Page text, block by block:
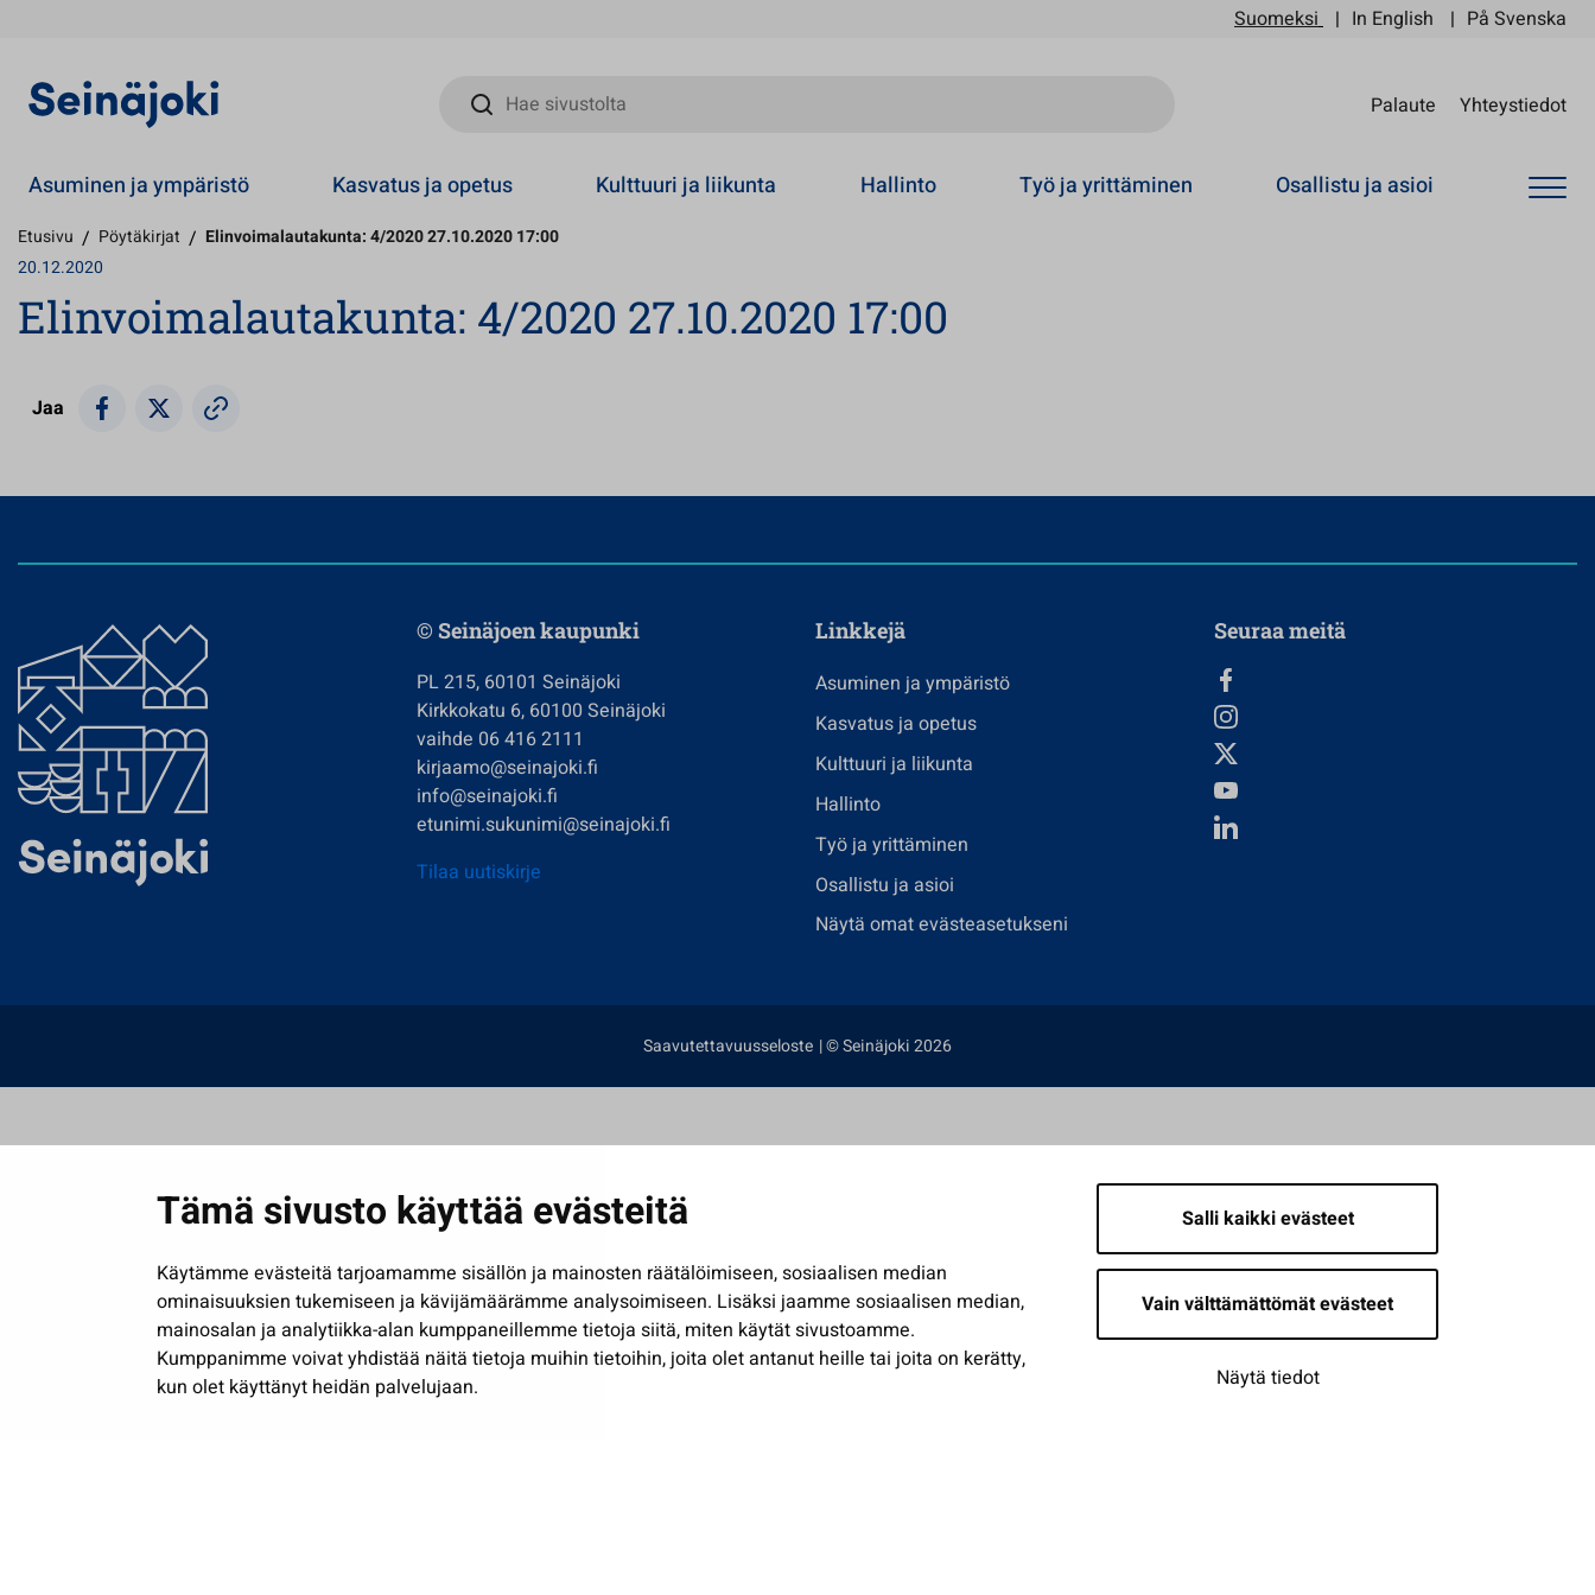
Tämä sivusto käyttää evästeitä
Käytämme evästeitä tarjoamamme sisällön ja mainosten räätälöimiseen, sosiaalisen median
ominaisuuksien tukemiseen ja kävijämäärämme analysoimiseen. Lisäksi jaamme sosiaalisen median,
mainosalan ja analytiikka-alan kumppaneillemme tietoja siitä, miten käytät sivustoamme.
Kumppanimme voivat yhdistää näitä tietoja muihin tietoihin, joita olet antanut heille tai joita on kerätty,
kun olet käyttänyt heidän palvelujaan.
Salli kaikki evästeet
Vain välttämättömät evästeet
Näytä tiedot
Suomeksi In English På Svenska
Hae sivustolta
Palaute Yhteystiedot
Asuminen ja ympäristö Kasvatus ja opetus Kulttuuri ja liikunta Hallinto Työ ja yrittäminen Osallistu ja asioi
Etusivu / Pöytäkirjat / Elinvoimalautakunta: 4/2020 27.10.2020 17:00
20.12.2020
Elinvoimalautakunta: 4/2020 27.10.2020 17:00
Jaa
© Seinäjoen kaupunki
PL 215, 60101 Seinäjoki
Kirkkokatu 6, 60100 Seinäjoki
vaihde 06 416 2111
kirjaamo@seinajoki.fi
info@seinajoki.fi
etunimi.sukunimi@seinajoki.fi
Tilaa uutiskirje
Linkkejä
Asuminen ja ympäristö
Kasvatus ja opetus
Kulttuuri ja liikunta
Hallinto
Työ ja yrittäminen
Osallistu ja asioi
Näytä omat evästeasetukseni
Seuraa meitä
Saavutettavuusseloste | © Seinäjoki 2026